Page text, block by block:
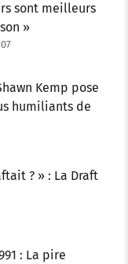
sont meilleurs
»
Kemp pose
humiliants de
? » : La Draft
: La pire